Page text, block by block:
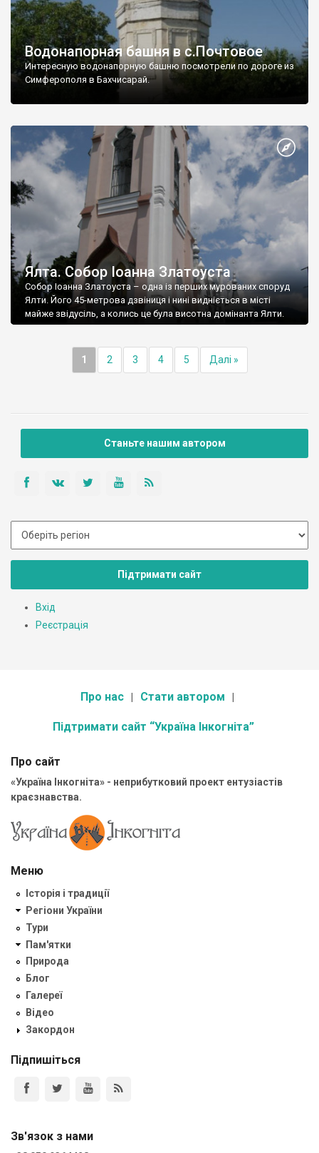
Водонапорная башня в с.Почтовое
Интересную водонапорную башню посмотрели по дороге из
Симферополя в Бахчисарай.
Ялта. Собор Іоанна Златоуста
Собор Іоанна Златоуста – одна із перших мурованих споруд
Ялти. Його 45-метрова дзвіниця і нині видніється в місті
майже звідусіль, а колись це була висотна домінанта Ялти.
1 2 3 4 5 Далі »
Станьте нашим автором
Підтримати сайт
Вхід
Реєстрація
Про нас Стати автором
Підтримати сайт “Україна Інкогніта”
Про сайт
«Україна Інкогніта» - неприбутковий проект ентузіастів
краєзнавства.
Меню
Історія і традиції
Регіони України
Тури
Пам'ятки
Природа
Блог
Галереї
Відео
Закордон
Підпишіться
Зв'язок з нами